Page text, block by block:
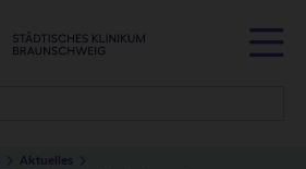
Aktuelles